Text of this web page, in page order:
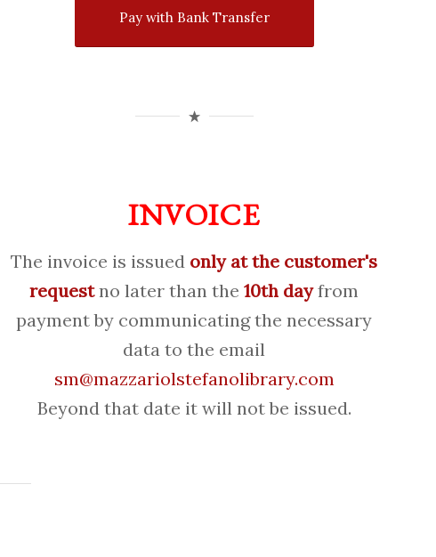
Pay with Bank Transfer
INVOICE
The invoice is issued only at the customer's
requestno later than the10th dayfrom
payment by communicating the necessary
data to the email
sm@mazzariolstefanolibrary.com
Beyond that date it will not be issued.